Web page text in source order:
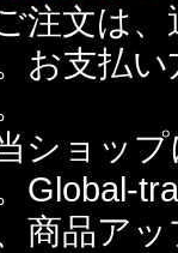
注文は
お支払い
ショッ
Global-
商品ア